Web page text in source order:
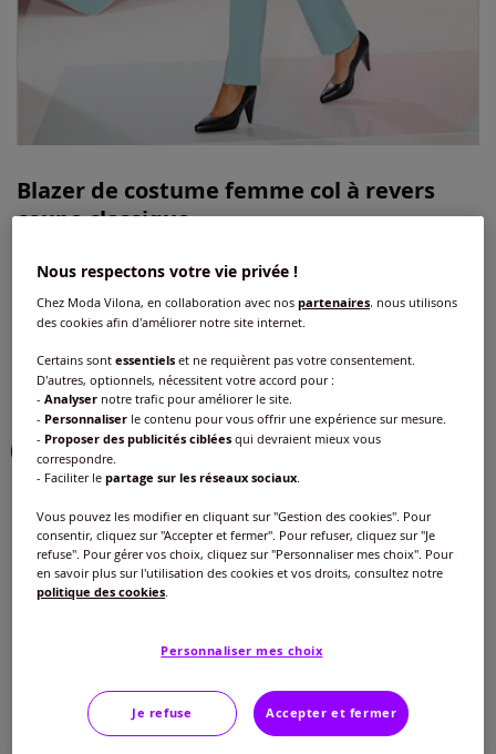
Blazer de costume femme col à revers
coupe classique
Réf : 432.702.072 3.8
Couleur :menthe
Choisir une couleur :
Taille :
En stock
à partir de 33€
Nous respectons votre vie privée !
Chez Moda Vilona, en collaboration avec nospartenaires, nous utilisons
des cookies afin d'améliorer notre site internet.
Certains sontessentiels et ne requièrent pas votre consentement.
D'autres, optionnels, nécessitent votre accord pour :
-Analyser notre trafic pour améliorer le site.
- Personnaliser le contenu pour vous offrir une expérience sur mesure.
- Proposer des publicités ciblées qui devraient mieux vous
correspondre.
- Faciliter lepartage sur les réseaux sociaux.
Vous pouvez les modifier en cliquant sur "Gestion des cookies". Pour
consentir, cliquez sur "Accepter et fermer". Pour refuser, cliquez sur "Je
refuse". Pour gérer vos choix, cliquez sur "Personnaliser mes choix". Pour
en savoir plus sur l'utilisation des cookies et vos droits, consultez notre
politique des cookies.
Personnaliser mes choix
Je refuse Accepter et fermer